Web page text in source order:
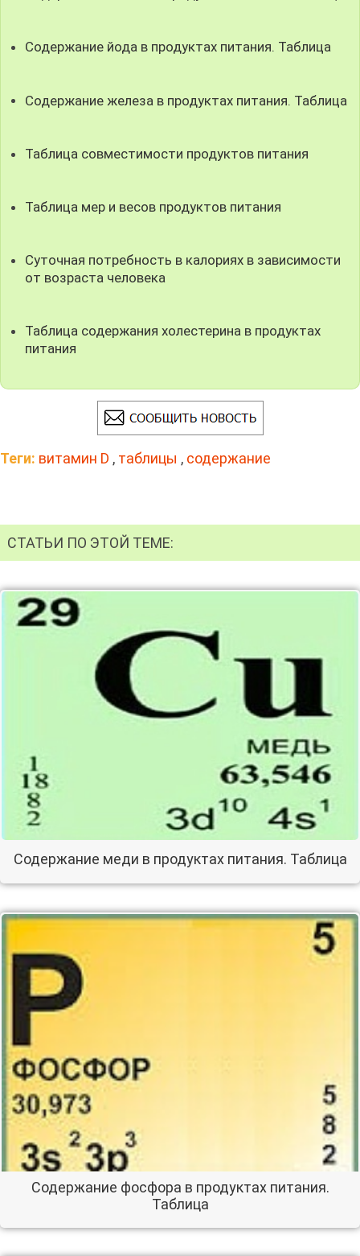
Содержание йода в продуктах питания. Таблица
Содержание железа в продуктах питания. Таблица
Таблица совместимости продуктов питания
Таблица мер и весов продуктов питания
Суточная потребность в калориях в зависимости
от возраста человека
Таблица содержания холестерина в продуктах
питания
Теги: витамин D , таблицы , содержание
СТАТЬИ ПО ЭТОЙ ТЕМЕ:
Содержание меди в продуктах питания. Таблица
Содержание фосфора в продуктах питания.
Таблица